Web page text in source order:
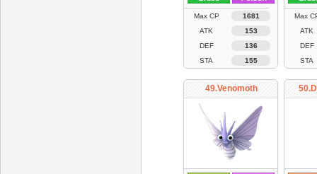
Max CP
1681
ATK
153
DEF
136
STA
155
Max
ATK
DEF
STA
49.Venomoth